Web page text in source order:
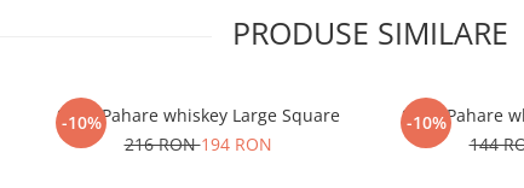
PRODUSE SIMILARE
-10%
Set 6 Pahare whiskey Large Square
216 RON194 RON
-10%
Set 4 Pahare
144